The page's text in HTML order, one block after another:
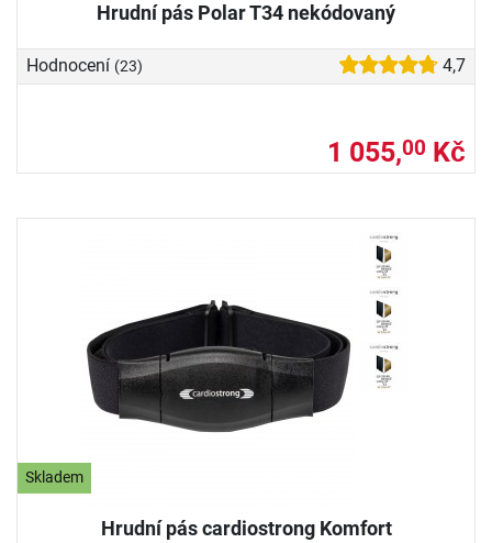
Hrudní pás Polar T34 nekódovaný
Hodnocení (23) 4,7
1 055,00 Kč
Skladem
Hrudní pás cardiostrong Komfort